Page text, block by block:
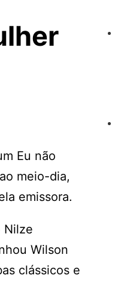
Eu não
meio-dia,
emissora.
Nilze
Wilson
clássicos e